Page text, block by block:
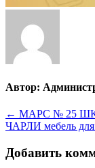
Автор:
Навигация
по
записям
← МАРС № 25
ЧАРЛИ мебель
Добавить